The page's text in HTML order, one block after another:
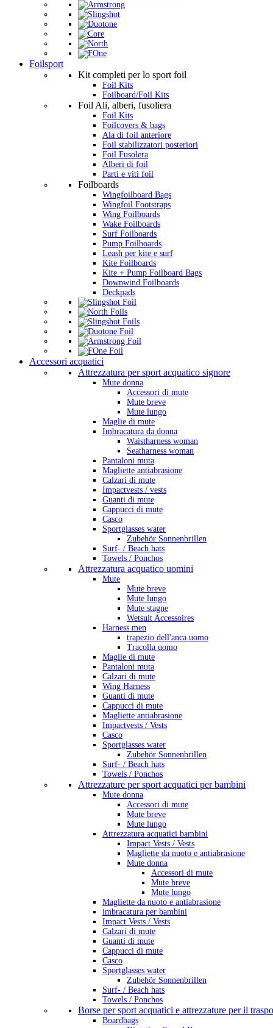
Foilsport
Kit completi per lo sport foil
Foil Kits
Foilboard/Foil Kits
Foil Ali, alberi, fusoliera
Foil Kits
Foilcovers & bags
Ala di foil anteriore
Foil stabilizzatori posteriori
Foil Fusolera
Alberi di foil
Parti e viti foil
Foilboards
Wingfoilboard Bags
Wingfoil Footstraps
Wing Foilboards
Wake Foilboards
Surf Foilboards
Pump Foilboards
Leash per kite e surf
Kite Foilboards
Kite + Pump Foilboard Bags
Downwind Foilboards
Deckpads
Accessori acquatici
Attrezzatura per sport acquatico signore
Mute donna
Accessori di mute
Mute breve
Mute lungo
Maglie di mute
Imbracatura da donna
Waistharness woman
Seatharness woman
Pantaloni muta
Magliette antiabrasione
Calzari di mute
Impactvests / vests
Guanti di mute
Cappucci di mute
Casco
Sportglasses water
Zubehör Sonnenbrillen
Surf- / Beach hats
Towels / Ponchos
Attrezzatura acquatico uomini
Mute
Mute breve
Mute lungo
Mute stagne
Wetsuit Accessoires
Harness men
trapezio dell'anca uomo
Tracolla uomo
Maglie di mute
Pantaloni muta
Calzari di mute
Wing Harness
Guanti di mute
Cappucci di mute
Magliette antiabrasione
Impactvests / Vests
Casco
Sportglasses water
Zubehör Sonnenbrillen
Surf- / Beach hats
Towels / Ponchos
Attrezzature per sport acquatici per bambini
Mute donna
Accessori di mute
Mute breve
Mute lungo
Attrezzatura acquatici bambini
Impact Vests / Vests
Magliette da nuoto e antiabrasione
Mute donna
Accessori di mute
Mute breve
Mute lungo
Magliette da nuoto e antiabrasione
imbracatura per bambini
Impact Vests / Vests
Calzari di mute
Guanti di mute
Cappucci di mute
Casco
Sportglasses water
Zubehör Sonnenbrillen
Surf- / Beach hats
Towels / Ponchos
Borse per sport acquatici e attrezzature per il
Boardbags